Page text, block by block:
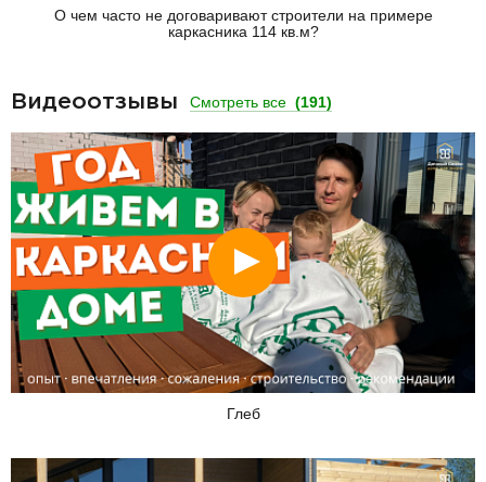
О чем часто не договаривают строители на примере
каркасника 114 кв.м?
Видеоотзывы Смотреть все (191)
Смотреть
Глеб